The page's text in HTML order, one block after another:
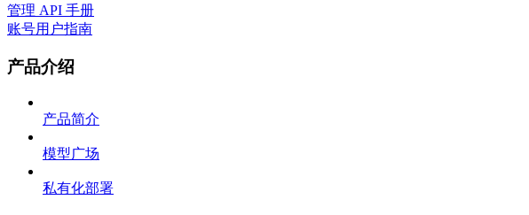
管理 API 手册
账号用户指南
产品介绍
产品简介
模型广场
私有化部署